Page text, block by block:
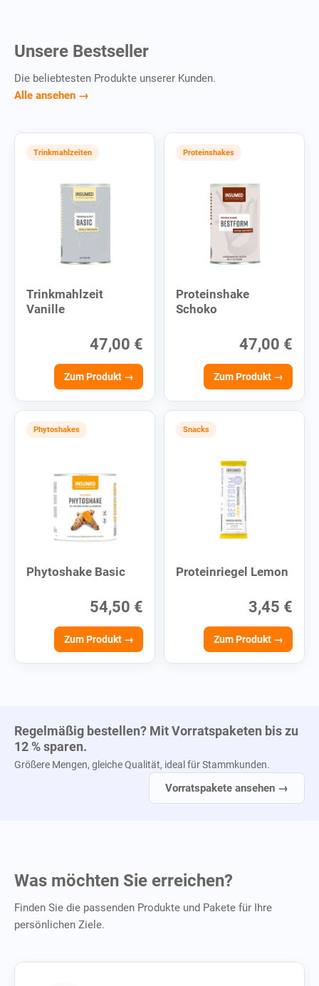
Unsere Bestseller
Die beliebtesten Produkte unserer Kunden.
Alle ansehen →
Trinkmahlzeiten
Trinkmahlzeit
Vanille
47,00 €
Zum Produkt →
Proteinshakes
Proteinshake
Schoko
47,00 €
Zum Produkt →
Phytoshakes
Phytoshake Basic
54,50 €
Zum Produkt →
Snacks
Proteinriegel Lemon
3,45 €
Zum Produkt →
Regelmäßig bestellen? Mit Vorratspaketen bis zu
12 % sparen.
Größere Mengen, gleiche Qualität, ideal für Stammkunden.
Vorratspakete ansehen →
Was möchten Sie erreichen?
Finden Sie die passenden Produkte und Pakete für Ihre
persönlichen Ziele.